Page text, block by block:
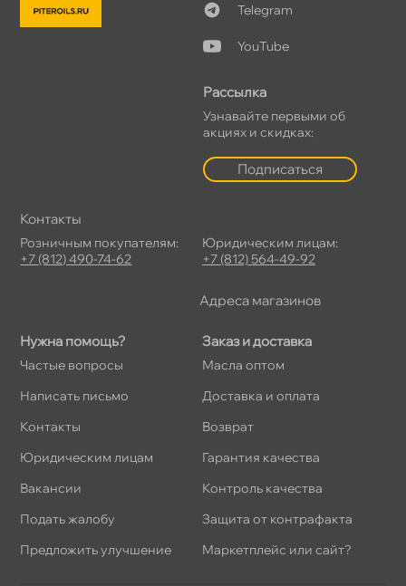
Нужна помощь?
Частые вопросы
Написать письмо
Контакты
Юридическим лицам
акансии
Подать жалобу
Предложить улучшение
Заказ и доставка
Масла оптом
Доставка и оплата
озврат
Гарантия качества
Контроль качества
Защита от контрафакта
Маркетплейс или сайт?
Telegram
YouTube
Рассылка
Узнавайте первыми о
акциях и скидках:
Подписаться
Контакты
Розничным покупателям:
+7 (812) 490-74-62
Юридическим лицам:
+7 (812) 564-49-92
Адреса магазино